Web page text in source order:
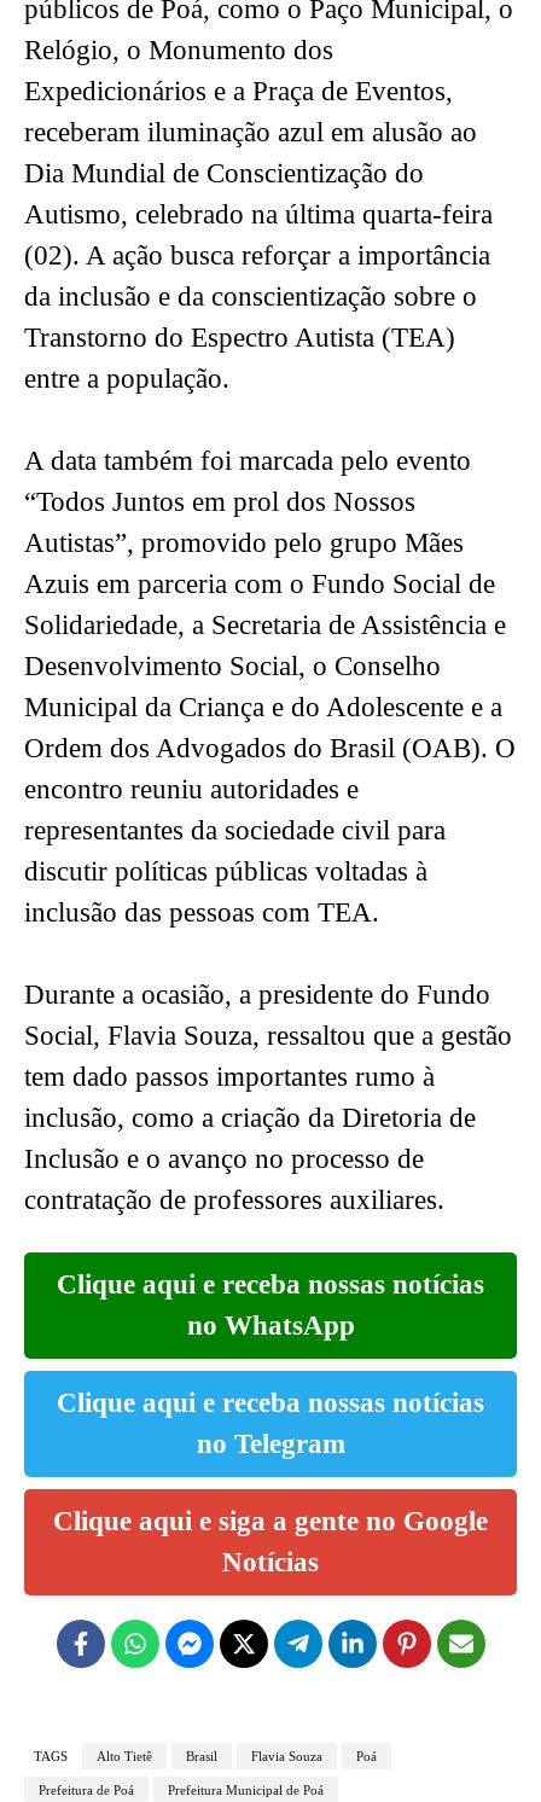
públicos de Poá, como o Paço Municipal, o
Relógio, o Monumento dos
Expedicionários e a Praça de Eventos,
receberam iluminação azul em alusão ao
Dia Mundial de Conscientização do
Autismo, celebrado na última quarta-feira
(02). A ação busca reforçar a importância
da inclusão e da conscientização sobre o
Transtorno do Espectro Autista (TEA)
entre a população.
A data também foi marcada pelo evento
“Todos Juntos em prol dos Nossos
Autistas”, promovido pelo grupo Mães
Azuis em parceria com o Fundo Social de
Solidariedade, a Secretaria de Assistência e
Desenvolvimento Social, o Conselho
Municipal da Criança e do Adolescente e a
Ordem dos Advogados do Brasil (OAB). O
encontro reuniu autoridades e
representantes da sociedade civil para
discutir políticas públicas voltadas à
inclusão das pessoas com TEA.
Durante a ocasião, a presidente do Fundo
Social, Flavia Souza, ressaltou que a gestão
tem dado passos importantes rumo à
inclusão, como a criação da Diretoria de
Inclusão e o avanço no processo de
contratação de professores auxiliares.
Clique aqui e receba nossas notícias
no WhatsApp
Clique aqui e receba nossas notícias
no Telegram
Clique aqui e siga a gente no Google
Notícias
TAGS Alto Tietê Brasil Flavia Souza Poá
Prefeitura de Poá Prefeitura Municipal de Poá